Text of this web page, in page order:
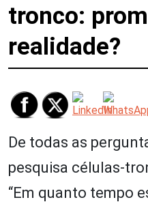
tronco:
realidade?
De todas as
pesquisa células-
“Em quanto tempo